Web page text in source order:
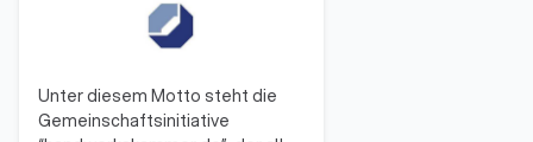
Unter diesem Motto steht die
Gemeinschaftsinitiative